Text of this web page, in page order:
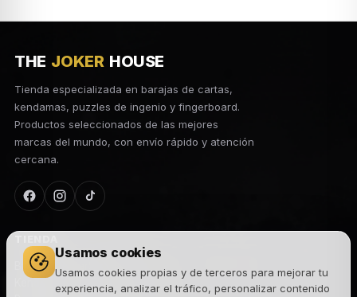
Usamos cookies
Usamos cookies propias y de terceros para mejorar tu
experiencia, analizar el tráfico, personalizar contenido
THE JOKER HOUSE
Tienda especializada en barajas de cartas,
kendamas, puzzles de ingenio y fingerboard.
Productos seleccionados de las mejores
marcas del mundo, con envío rápido y atención
cercana.
Barajas de cartas
Kendamas